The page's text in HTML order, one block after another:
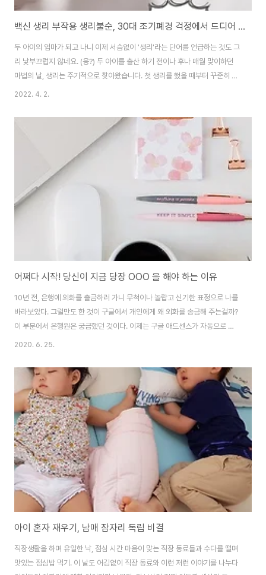
백신 생리 부작용 생리불순, 30대 조기폐경 걱정에서 드디어 해방!
두 아이의 엄마가 되고 나니 이제 서슴없이 '생리'라는 단어를 언급하는 것도 그
리 낯부끄럽지 않네요. (응?) 두 아이를 출산 하기 전이나 후나 매월 맞이하던
마법의 날, 생리는 주기적으로 찾아왔습니다. 첫 생리를 했을 때부터 꾸준히 다
이어리에 체크하며 지내왔기에 제 생리주기도 스스로 잘 인지하고 있었죠. 생
다. 다른 누구에게도 말 못 하고 혼자 속앓이를 했네요. 코로나 백신 화이자를
맞고 난 후 생리주기가 급변했기 때문이었는데요. 처음엔 몸 컨디션이 좋지 않
나?라고 생각했는데, 매월 일정하게 하던 생리 주기가 두 달로 연기되더니 격월
단위로 생리 주기가 변경되었고 화이자 2차를 맞고 나서는 급기야 생리를 아예
하지 않았습니다. ..
2022. 4. 2.
어쩌다 시작! 당신이 지금 당장 OOO 을 해야 하는 이유
10년 전, 은행에 외화를 출금하러 가니 무척이나 놀랍고 신기한 표정으로 나를
바라보았다. 그럴만도 한 것이 구글에서 개인에게 왜 외화를 송금해 주는걸까?
이 부분에서 은행원은 궁금했던 것이다. 이제는 구글 애드센스가 자동으로 외
화계좌에 찍히지만, 한때는 직접 은행에 방문해야만 했다. 그리고 이제는 유튜
고 있고, 구글로 입금되는 외화를 출금하는 것이 그리 생소한 일은 아니다. 나는
2009년부터 블로그를 시작했다. 그리고 지금도 기록 중이다. 문득 후배가 내
게 물었다. 블로그를 어떻게 그리 일찍 시작하게 되었냐고. 먼저 시작한 것은 온
라인 책 서점(당시에는 온라인 서적몰도 드물었다)에서 책을 사서 감명을 받아
그 책의 감상평을 남기..
2020. 6. 25.
아이 혼자 재우기, 남매 잠자리 독립 비결
직장생활을 하며 유일한 낙, 점심 시간 마음이 맞는 직장 동료들과 수다를 떨며
맛있는 점심밥 먹기. 이 날도 어김없이 직장 동료와 이런 저런 이야기를 나누다